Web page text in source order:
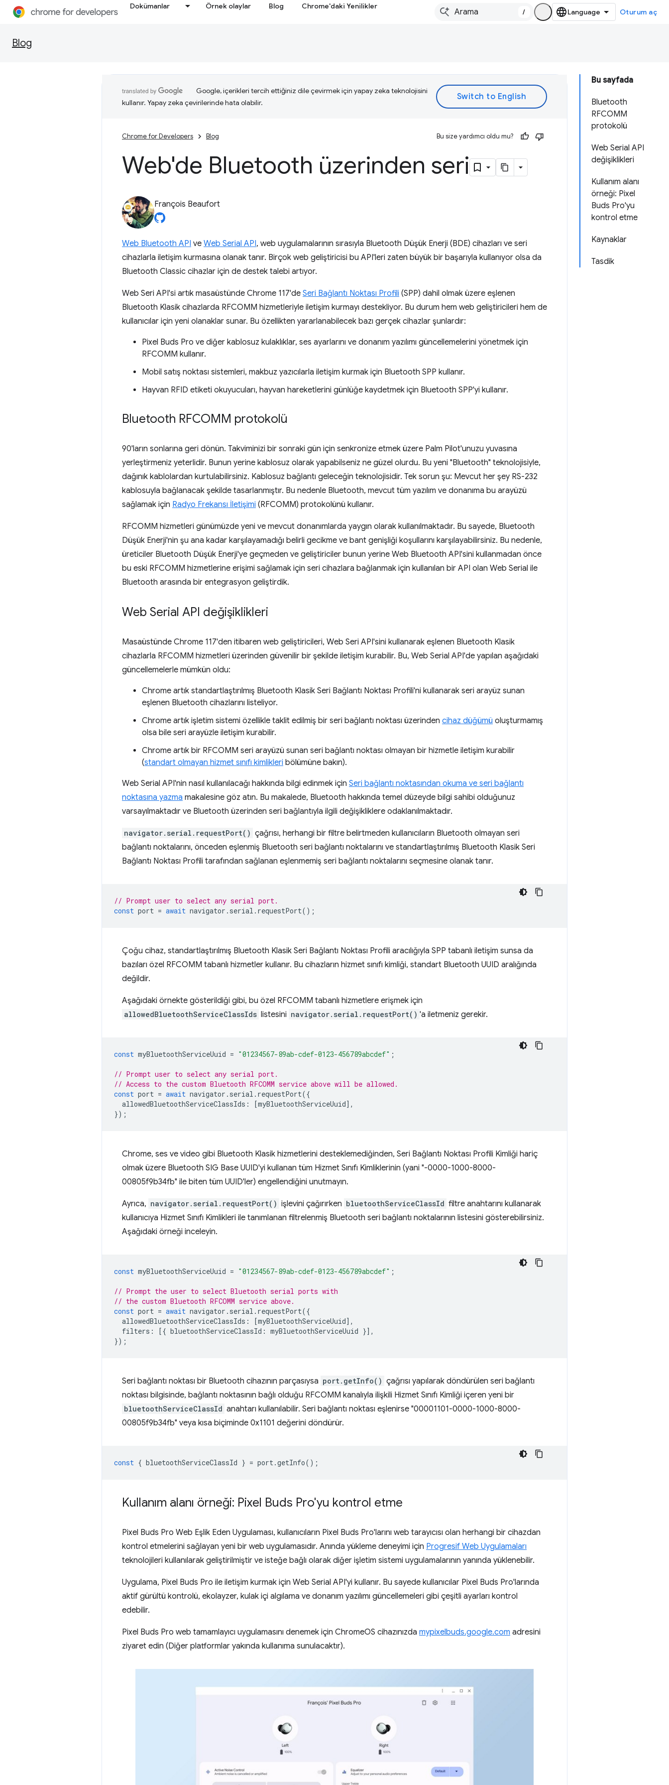
Dokümanlar Örnek olaylar Blog Chrome'daki Yenilikler
/ Oturum aç
Blog
Bu sayfada
Bluetooth
RFCOMM
protokolü
Web Serial API
değişiklikleri
Kullanım alanı
örneği: Pixel
Buds Pro'yu
kontrol etme
Kaynaklar
Tasdik
Google, içerikleri tercih ettiğiniz dile çevirmek için yapay zeka teknolojisini
kullanır. Yapay zeka çevirilerinde hata olabilir.
Chrome for Developers Blog Bu size yardımcı oldu mu?
Web'de Bluetooth üzerinden seri
François Beaufort
Web Bluetooth API ve Web Serial API, web uygulamalarının sırasıyla Bluetooth Düşük Enerji (BDE) cihazları ve seri
cihazlarla iletişim kurmasına olanak tanır. Birçok web geliştiricisi bu API'leri zaten büyük bir başarıyla kullanıyor olsa da
Bluetooth Classic cihazlar için de destek talebi artıyor.
Web Seri API'si artık masaüstünde Chrome 117'de Seri Bağlantı Noktası Profili (SPP) dahil olmak üzere eşlenen
Bluetooth Klasik cihazlarda RFCOMM hizmetleriyle iletişim kurmayı destekliyor. Bu durum hem web geliştiricileri hem de
kullanıcılar için yeni olanaklar sunar. Bu özellikten yararlanabilecek bazı gerçek cihazlar şunlardır:
Pixel Buds Pro ve diğer kablosuz kulaklıklar, ses ayarlarını ve donanım yazılımı güncellemelerini yönetmek için
RFCOMM kullanır.
Mobil satış noktası sistemleri, makbuz yazıcılarla iletişim kurmak için Bluetooth SPP kullanır.
Hayvan RFID etiketi okuyucuları, hayvan hareketlerini günlüğe kaydetmek için Bluetooth SPP'yi kullanır.
Bluetooth RFCOMM protokolü
90'ların sonlarına geri dönün. Takviminizi bir sonraki gün için senkronize etmek üzere Palm Pilot'unuzu yuvasına
yerleştirmeniz yeterlidir. Bunun yerine kablosuz olarak yapabilseniz ne güzel olurdu. Bu yeni "Bluetooth" teknolojisiyle,
dağınık kablolardan kurtulabilirsiniz. Kablosuz bağlantı geleceğin teknolojisidir. Tek sorun şu: Mevcut her şey RS-232
kablosuyla bağlanacak şekilde tasarlanmıştır. Bu nedenle Bluetooth, mevcut tüm yazılım ve donanıma bu arayüzü
sağlamak için Radyo Frekansı İletişimi (RFCOMM) protokolünü kullanır.
RFCOMM hizmetleri günümüzde yeni ve mevcut donanımlarda yaygın olarak kullanılmaktadır. Bu sayede, Bluetooth
Düşük Enerji'nin şu ana kadar karşılayamadığı belirli gecikme ve bant genişliği koşullarını karşılayabilirsiniz. Bu nedenle,
üreticiler Bluetooth Düşük Enerji'ye geçmeden ve geliştiriciler bunun yerine Web Bluetooth API'sini kullanmadan önce
bu eski RFCOMM hizmetlerine erişimi sağlamak için seri cihazlara bağlanmak için kullanılan bir API olan Web Serial ile
Bluetooth arasında bir entegrasyon geliştirdik.
Web Serial API değişiklikleri
Masaüstünde Chrome 117'den itibaren web geliştiricileri, Web Seri API'sini kullanarak eşlenen Bluetooth Klasik
cihazlarla RFCOMM hizmetleri üzerinden güvenilir bir şekilde iletişim kurabilir. Bu, Web Serial API'de yapılan aşağıdaki
güncellemelerle mümkün oldu:
Chrome artık standartlaştırılmış Bluetooth Klasik Seri Bağlantı Noktası Profili'ni kullanarak seri arayüz sunan
eşlenen Bluetooth cihazlarını listeliyor.
Chrome artık işletim sistemi özellikle taklit edilmiş bir seri bağlantı noktası üzerinden cihaz düğümü oluşturmamış
olsa bile seri arayüzle iletişim kurabilir.
Chrome artık bir RFCOMM seri arayüzü sunan seri bağlantı noktası olmayan bir hizmetle iletişim kurabilir
(standart olmayan hizmet sınıfı kimlikleri bölümüne bakın).
Web Serial API'nin nasıl kullanılacağı hakkında bilgi edinmek için Seri bağlantı noktasından okuma ve seri bağlantı
noktasına yazma makalesine göz atın. Bu makalede, Bluetooth hakkında temel düzeyde bilgi sahibi olduğunuz
varsayılmaktadır ve Bluetooth üzerinden seri bağlantıyla ilgili değişikliklere odaklanılmaktadır.
navigator.serial.requestPort() çağrısı, herhangi bir filtre belirtmeden kullanıcıların Bluetooth olmayan seri
bağlantı noktalarını, önceden eşlenmiş Bluetooth seri bağlantı noktalarını ve standartlaştırılmış Bluetooth Klasik Seri
Bağlantı Noktası Profili tarafından sağlanan eşlenmemiş seri bağlantı noktalarını seçmesine olanak tanır.
// Prompt user to select any serial port.
const port = await navigator . serial . requestPort();
Çoğu cihaz, standartlaştırılmış Bluetooth Klasik Seri Bağlantı Noktası Profili aracılığıyla SPP tabanlı iletişim sunsa da
bazıları özel RFCOMM tabanlı hizmetler kullanır. Bu cihazların hizmet sınıfı kimliği, standart Bluetooth UUID aralığında
değildir.
Aşağıdaki örnekte gösterildiği gibi, bu özel RFCOMM tabanlı hizmetlere erişmek için
allowedBluetoothServiceClassIds listesini navigator.serial.requestPort() 'a iletmeniz gerekir.
const myBluetoothServiceUuid = "01234567-89ab-cdef-0123-456789abcdef" ;
// Prompt user to select any serial port.
// Access to the custom Bluetooth RFCOMM service above will be allowed.
const port = await navigator . serial . requestPort({
allowedBluetoothServiceClassIds : [myBluetoothServiceUuid],
});
Chrome, ses ve video gibi Bluetooth Klasik hizmetlerini desteklemediğinden, Seri Bağlantı Noktası Profili Kimliği hariç
olmak üzere Bluetooth SIG Base UUID'yi kullanan tüm Hizmet Sınıfı Kimliklerinin (yani "-0000-1000-8000-
00805f9b34fb" ile biten tüm UUID'ler) engellendiğini unutmayın.
Ayrıca, navigator.serial.requestPort() işlevini çağırırken bluetoothServiceClassId filtre anahtarını kullanarak
kullanıcıya Hizmet Sınıfı Kimlikleri ile tanımlanan filtrelenmiş Bluetooth seri bağlantı noktalarının listesini gösterebilirsiniz.
Aşağıdaki örneği inceleyin.
const myBluetoothServiceUuid = "01234567-89ab-cdef-0123-456789abcdef" ;
// Prompt the user to select Bluetooth serial ports with
// the custom Bluetooth RFCOMM service above.
const port = await navigator . serial . requestPort({
allowedBluetoothServiceClassIds : [myBluetoothServiceUuid],
filters : [{ bluetoothServiceClassId : myBluetoothServiceUuid }],
});
Seri bağlantı noktası bir Bluetooth cihazının parçasıysa port.getInfo() çağrısı yapılarak döndürülen seri bağlantı
noktası bilgisinde, bağlantı noktasının bağlı olduğu RFCOMM kanalıyla ilişkili Hizmet Sınıfı Kimliği içeren yeni bir
bluetoothServiceClassId anahtarı kullanılabilir. Seri bağlantı noktası eşlenirse "00001101-0000-1000-8000-
00805f9b34fb" veya kısa biçiminde 0x1101 değerini döndürür.
const { bluetoothServiceClassId } = port.getInfo();
Kullanım alanı örneği: Pixel Buds Pro'yu kontrol etme
Pixel Buds Pro Web Eşlik Eden Uygulaması, kullanıcıların Pixel Buds Pro'larını web tarayıcısı olan herhangi bir cihazdan
kontrol etmelerini sağlayan yeni bir web uygulamasıdır. Anında yükleme deneyimi için Progresif Web Uygulamaları
teknolojileri kullanılarak geliştirilmiştir ve isteğe bağlı olarak diğer işletim sistemi uygulamalarının yanında yüklenebilir.
Uygulama, Pixel Buds Pro ile iletişim kurmak için Web Serial API'yi kullanır. Bu sayede kullanıcılar Pixel Buds Pro'larında
aktif gürültü kontrolü, ekolayzer, kulak içi algılama ve donanım yazılımı güncellemeleri gibi çeşitli ayarları kontrol
edebilir.
Pixel Buds Pro web tamamlayıcı uygulamasını denemek için ChromeOS cihazınızda mypixelbuds.google.com adresini
ziyaret edin (Diğer platformlar yakında kullanıma sunulacaktır).